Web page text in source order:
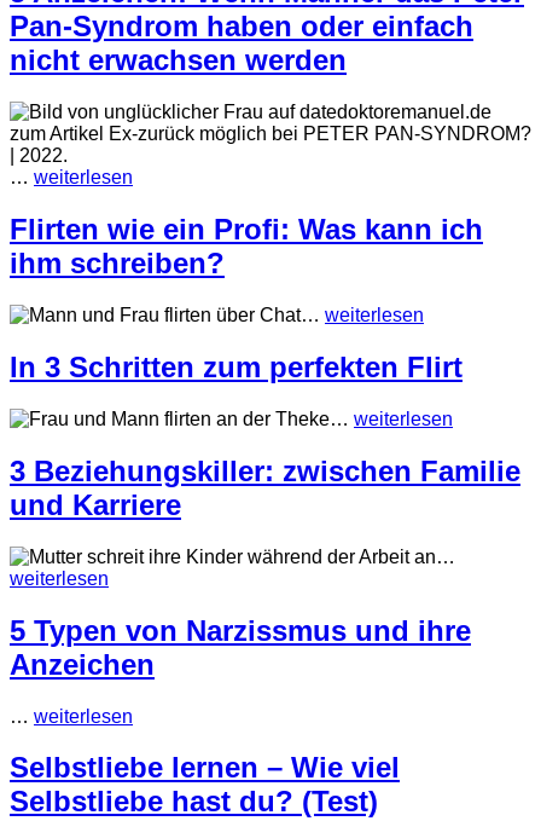
Pan-Syndrom haben oder einfach
nicht erwachsen werden
… weiterlesen
Flirten wie ein Profi: Was kann ich
ihm schreiben?
… weiterlesen
In 3 Schritten zum perfekten Flirt
… weiterlesen
3 Beziehungskiller: zwischen Familie
und Karriere
…
weiterlesen
5 Typen von Narzissmus und ihre
Anzeichen
… weiterlesen
Selbstliebe lernen – Wie viel
Selbstliebe hast du? (Test)